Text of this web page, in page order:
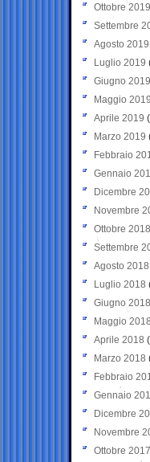
Ottobre 2019
Settembre
Agosto 2019
Luglio 2019
Giugno 2019
Maggio 2019
Aprile 2019
Marzo 2019
Febbraio
Gennaio
Dicembre
Novembre
Ottobre 2018
Settembre
Agosto 2018
Luglio 2018
Giugno 2018
Maggio 2018
Aprile 2018
Marzo 2018
Febbraio
Gennaio
Dicembre
Novembre
Ottobre 2017